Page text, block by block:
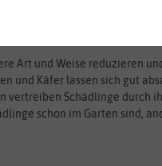
allen Schädlingen und sie
Art und Weise reduzieren
und Käfer lassen sich gut
Schädlinge durch
schon im Garten sind,